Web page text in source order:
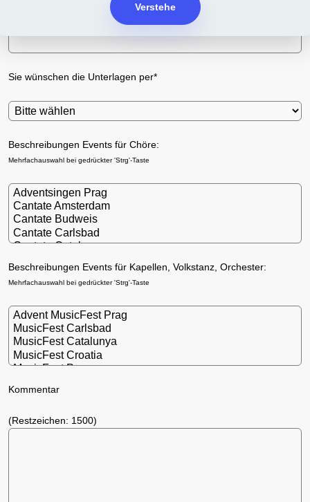
Sie wünschen die Unterlagen per*
Beschreibungen Events für Chöre:
Mehrfachauswahl bei gedrückter 'Strg'-Taste
Beschreibungen Events für Kapellen, Volkstanz, Orchester:
Mehrfachauswahl bei gedrückter 'Strg'-Taste
Kommentar
(Restzeichen: 1500)
Verstehe